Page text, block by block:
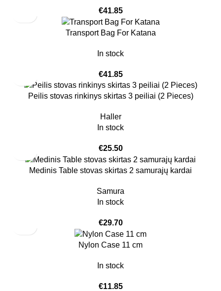
€41.85
Transport Bag For Katana
In stock
€41.85
Peilis stovas rinkinys skirtas 3 peiliai (2 Pieces)
Haller
In stock
€25.50
Medinis Table stovas skirtas 2 samurajų kardai
Samura
In stock
€29.70
Nylon Case 11 cm
In stock
€11.85